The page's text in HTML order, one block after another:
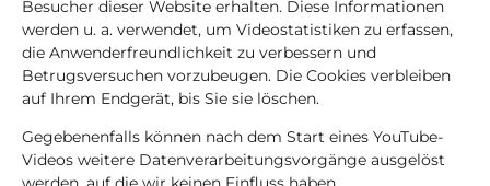
Besucher dieser Website erhalten. Diese Informationen
werden u. a. verwendet, um Videostatistiken zu erfassen,
die Anwenderfreundlichkeit zu verbessern und
Betrugsversuchen vorzubeugen. Die Cookies verbleiben
auf Ihrem Endgerät, bis Sie sie löschen.
Gegebenenfalls können nach dem Start eines YouTube-
Videos weitere Datenverarbeitungsvorgänge ausgelöst